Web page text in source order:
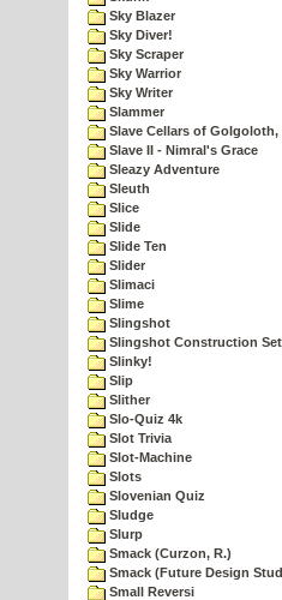
Sky Blazer
Sky Diver!
Sky Scraper
Sky Warrior
Sky Writer
Slammer
Slave Cellars of Golgoloth,
Slave II - Nimral's Grace
Sleazy Adventure
Sleuth
Slice
Slide
Slide Ten
Slider
Slimaci
Slime
Slingshot
Slingshot Construction Set
Slinky!
Slip
Slither
Slo-Quiz 4k
Slot Trivia
Slot-Machine
Slots
Slovenian Quiz
Sludge
Slurp
Smack (Curzon, R.)
Smack (Future Design
Small Reversi